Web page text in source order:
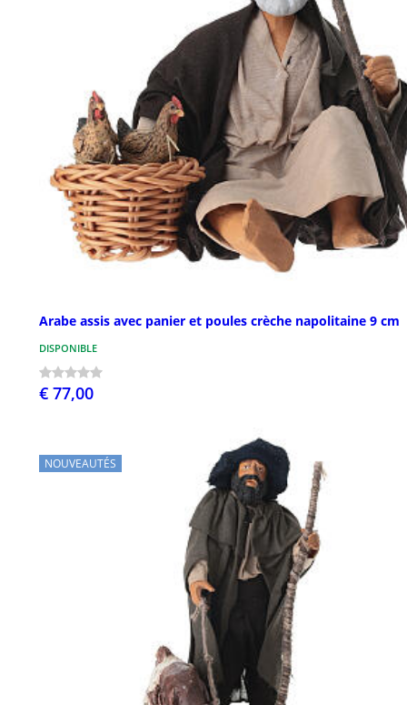
Arabe assis avec panier et poules crèche napolitaine 9 cm
DISPONIBLE
€ 77,00
NOUVEAUTÉS